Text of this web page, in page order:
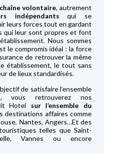
chaîne volontaire, autrement
indépendants qui se
leurs forces tout en gardant
qui leur sont propres et font
Nous sommes
le compromis idéal : la force
de retrouver la même
établissement, le tout sans
de lieux standardisés.
de satisfaire l’ensemble
vous retrouverez nos
Hotel sur l’ensemble du
destinations affaires comme
Nantes, Angers…Et des
telles que Saint-
Vannes ou encore